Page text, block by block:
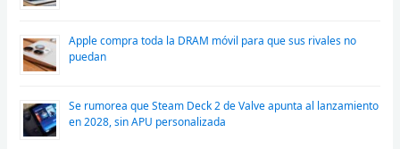
Apple compra toda la DRAM móvil para que sus rivales no
puedan
Se rumorea que Steam Deck 2 de Valve apunta al lanzamiento
en 2028, sin APU personalizada